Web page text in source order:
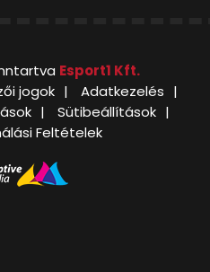
Esport1 Kft.
jogok
Adatkezelés
Sütibeállítások
Feltételek